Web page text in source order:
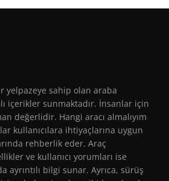
yelpazeye sahip olan araba
içerikler sunmaktadır. İnsanlar için
değerlidir. Hangi aracı almalıyım
kullanıcılara ihtiyaçlarına uygun
rehberlik eder. Araç
ve kullanıcı yorumları ise
ayrıntılı bilgi sunar. Ayrıca, sürüş